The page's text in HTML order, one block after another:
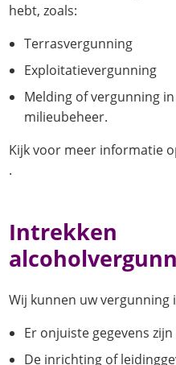
hebt, zoals:
Terrasvergunning
Exploitatievergunning
Melding of vergunning
milieubeheer.
Kijk voor meer informatie
.
Intrekken
Wij kunnen uw vergunning
Er onjuiste gegevens
De inrichting of